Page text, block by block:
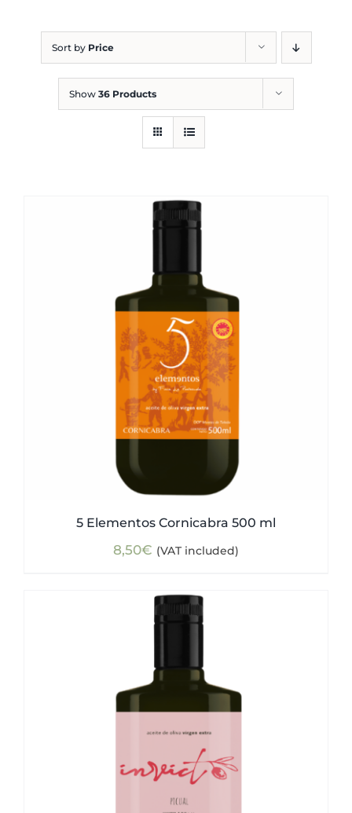
Sort by Price
Show 36 Products
5 Elementos Cornicabra 500 ml
8,50€ (VAT included)